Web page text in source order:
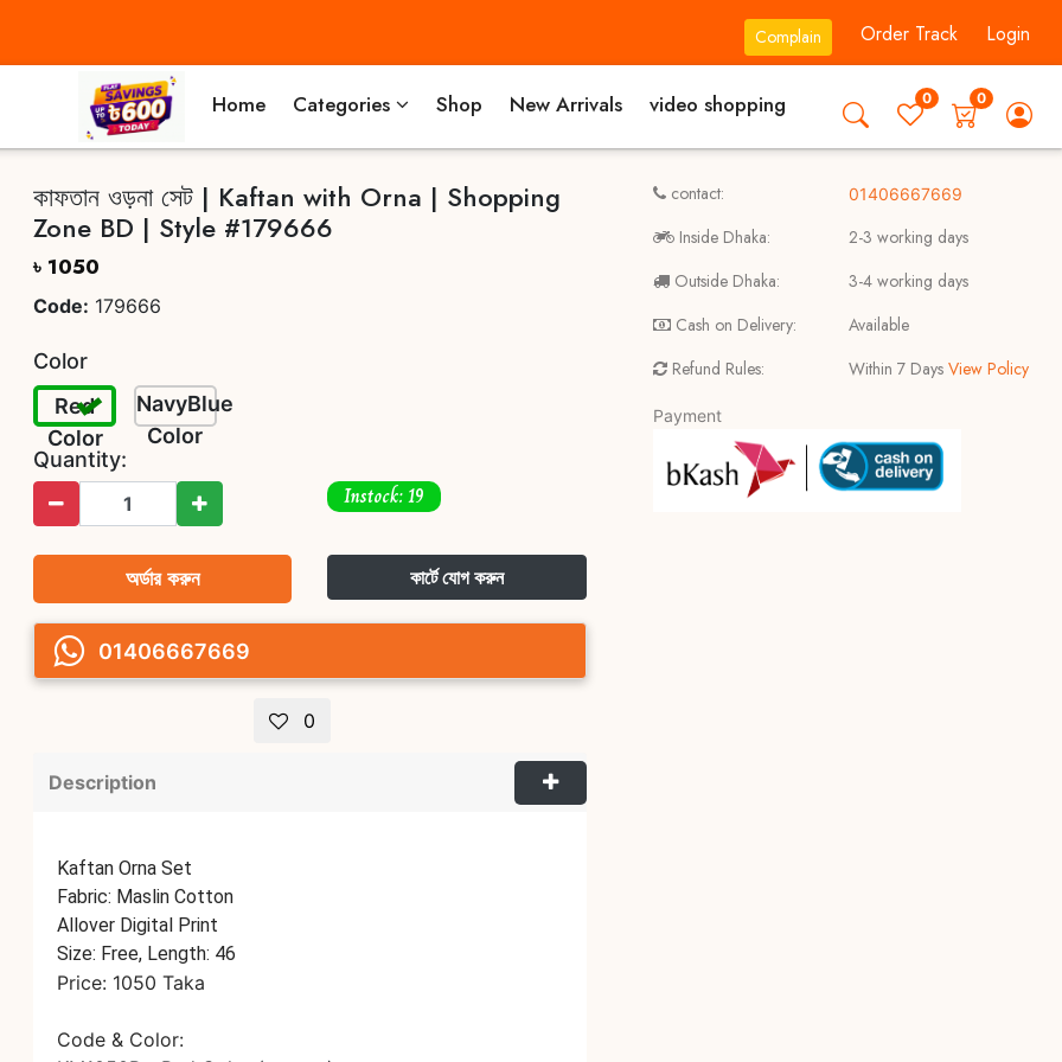
Complain Order Track Login
Home Categories Shop New Arrivals video shopping 0 0
কাফতান ওড়না সেট | Kaftan with Orna | Shopping
Zone BD | Style #179666
৳ 1050
Code: 179666
Color
Red
Color
NavyBlue
Color
Quantity:
Instock: 19
অর্ডার করুন কার্টে যোগ করুন
01406667669
0
Description
Kaftan Orna Set
Fabric: Maslin Cotton
Allover Digital Print
Size: Free, Length: 46
Price: 1050 Taka
Code & Color:
contact:
Inside Dhaka:
Outside Dhaka:
Cash on Delivery:
Refund Rules:
01406667669
2-3 working days
3-4 working days
Available
Within 7 DaysView Policy
Payment